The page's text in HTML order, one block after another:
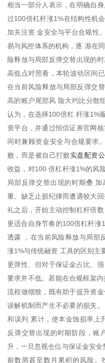
相当一部分人表示，在明确自
过100倍杠杆涨1%在结构性机
加关注资 金安全与平台合规性
易与风控体系的机构，逐 渐在
险释放与局部反弹交替出现的
高低点对照看，本轮波动区间
在当前风险释放与局部反弹交
高的账户尾部风 险大约比分散
认为，在选择100倍杠 杆涨1%
资平台，并通过恒信证券官网
同时兼顾资金安全与合规要求
败，而是被自己打败实盘配资
收益，对100 倍杠杆涨1%的风
局部反弹交替出现的时期叠
重、缺乏止损纪律而遭遇较大
礼之后，开始主动控制杠杆倍
更适合自身节奏的100倍杠杆涨
透露 ，在当前风险释放与局部
涨1%与传统融资 工具的区别主
更弹性、但对于保证金占比、
要求并不低。若能在合规框架
流程做细致，既有助于提升资
误解机制而产生不必要的损失
和误判 累计，使本金蚀损率上
反弹交替出现的时期阶段，账
升，一旦忽视仓位与保证金安
前数周甚至数月累积的风险。